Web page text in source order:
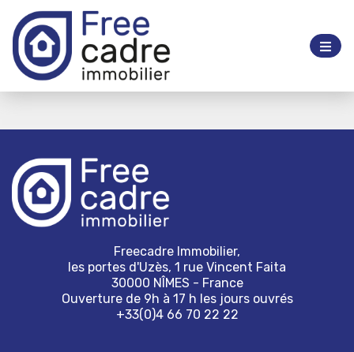
Freecadre Immobilier,
les portes d'Uzès, 1 rue Vincent Faita
30000 NÎMES - France
Ouverture de 9h à 17 h les jours ouvrés
+33(0)4 66 70 22 22